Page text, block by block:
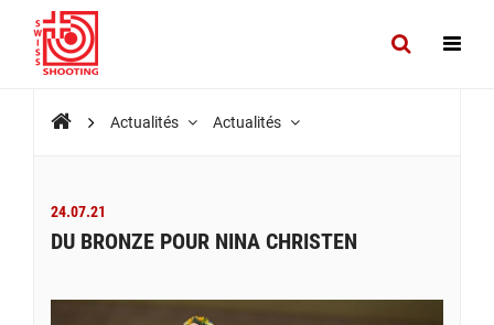
Actualités Actualités
24.07.21
DU BRONZE POUR NINA CHRISTEN